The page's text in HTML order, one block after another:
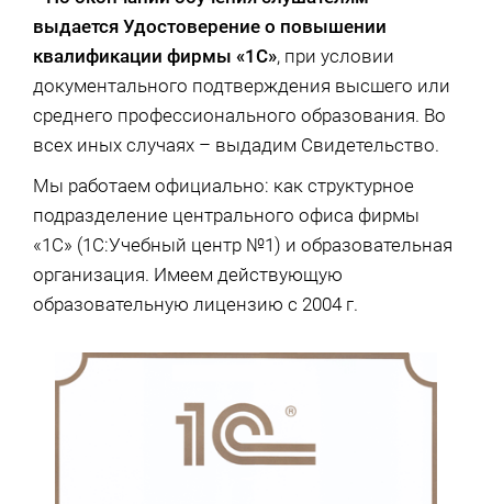
выдается Удостоверение о повышении
квалификации фирмы «1С», при условии
документального подтверждения высшего или
среднего профессионального образования. Во
всех иных случаях – выдадим Свидетельство.
Мы работаем официально: как структурное
подразделение центрального офиса фирмы
«1С» (1С:Учебный центр №1) и образовательная
организация. Имеем действующую
образовательную лицензию с 2004 г.